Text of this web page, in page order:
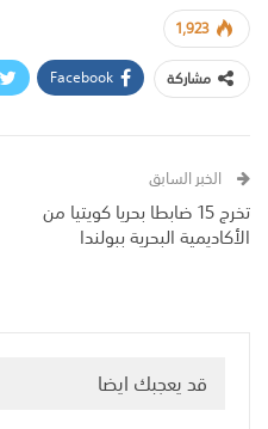
1,923
مشاركة
Facebook
الخبر السابق
تخرج 15 ضابطا بحريا كويتيا من
الأكاديمية البحرية ببولندا
قد يعجبك ايضا